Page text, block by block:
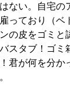
ない。自宅の
っており（ベ
の皮をゴミと
スタブ！ゴミ
君が何を分か